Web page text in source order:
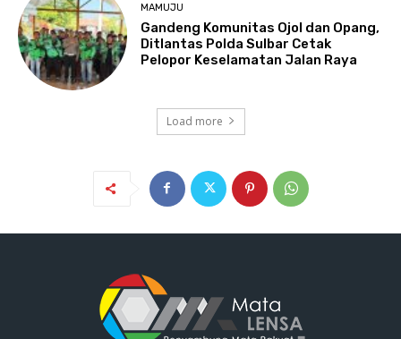
MAMUJU
Gandeng Komunitas Ojol dan Opang,
Ditlantas Polda Sulbar Cetak
Pelopor Keselamatan Jalan Raya
Load more